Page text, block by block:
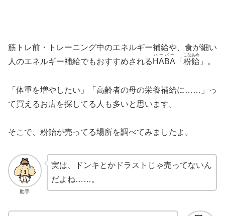
筋トレ前・トレーニング中のエネルギー補給や、食が細い
人のエネルギー補給でもおすすめされる HABA
ハーバー
「 粉飴
こなあめ
」。
「体重を増やしたい」「高齢者の母の栄養補給に……」っ
て買えるお店を探してる人も多いと思います。
そこで、粉飴が売ってる場所を調べてみましたよ。
助手
実は、ドンキとかドラストじゃ売ってないん
だよね……。